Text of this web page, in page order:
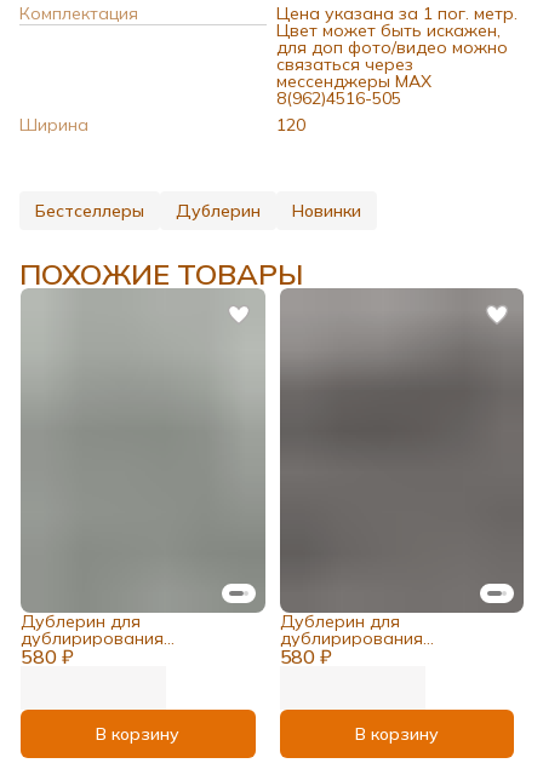
Комплектация
Цена указана за 1 пог. метр.
Цвет может быть искажен,
для доп фото/видео можно
связаться через
мессенджеры MAX
8(962)4516-505
Ширина
120
Бестселлеры Дублерин Новинки
ПОХОЖИЕ ТОВАРЫ
580 ₽
Дублерин для
дублирирования
костюмов,пальто, корсетов
В корзину
580 ₽
Дублерин для
дублирирования
костюмов,пальто, корсетов
В корзину